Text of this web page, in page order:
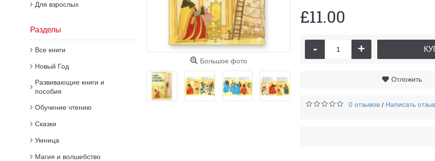
Для взрослых
Разделы
Все книги
Новый Год
Развивающие книги и
пособия
Обучение чтению
Сказки
Умница
Магия и волшебство
Большое фото
£11.00
- +
Отложить
0 отзывов / Написать отзыв